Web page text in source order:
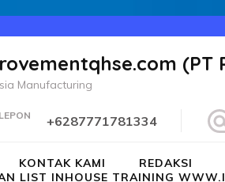
(PT
Manufacturing
+6287771781334
KONTAK KAMI REDAKSI
LIST INHOUSE TRAINING